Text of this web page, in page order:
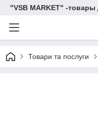
"VSB MARKET" -
Товари та послуги